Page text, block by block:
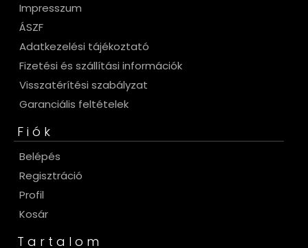
Impresszum
ÁSZF
Adatkezelési tájékoztató
Fizetési és szállítási információk
Visszatérítési szabályzat
Garanciális feltételek
Fiók
Belépés
Regisztráció
Profil
Kosár
Tartalom